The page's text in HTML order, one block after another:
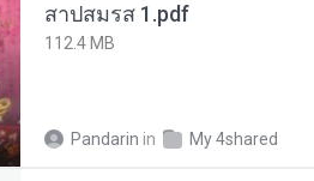
สาปสมรส 1.pdf
112.4 MB
Pandarin in My 4shared